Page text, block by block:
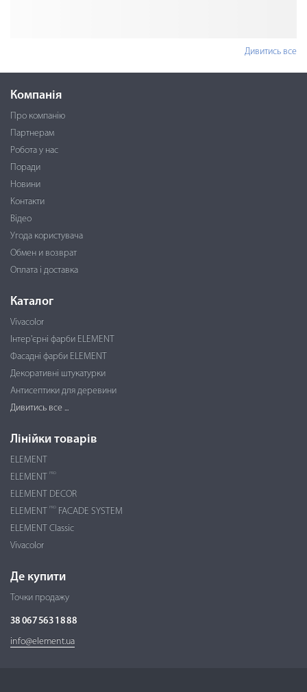
Дивитись все
Компанія
Про компанію
Партнерам
Робота у нас
Поради
Новини
Контакти
Відео
Угода користувача
Обмен и возврат
Оплата і доставка
Каталог
Vivacolor
Інтер'єрні фарби ELEMENT
Фасадні фарби ELEMENT
Декоративні штукатурки
Антисептики для деревини
Дивитись все ...
Лінійки товарів
ELEMENT
ELEMENT
PRO
ELEMENT DECOR
ELEMENT
PRO
FACADE SYSTEM
ELEMENT Classic
Vivacolor
Де купити
Точки продажу
38 067 563 18 88
info@element.ua